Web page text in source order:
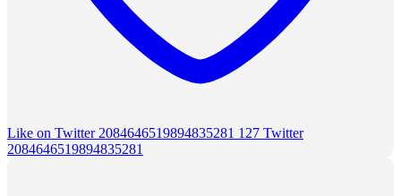
Like on Twitter 2084646519894835281 127 Twitter
2084646519894835281